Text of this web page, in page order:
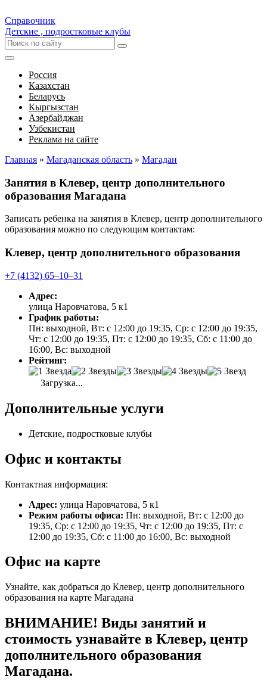
Справочник
Детские , подростковые клубы
Россия
Казахстан
Беларусь
Кыргызстан
Азербайджан
Узбекистан
Реклама на сайте
Главная » Магаданская область » Магадан
Занятия в Клевер, центр дополнительного
образования Магадана
Записать ребенка на занятия в Клевер, центр дополнительного
образования можно по следующим контактам:
Клевер, центр дополнительного образования
+7 (4132) 65‒10‒31
Адрес:
улица Наровчатова, 5 к1
График работы:
Пн: выходной, Вт: с 12:00 до 19:35, Ср: с 12:00 до 19:35,
Чт: с 12:00 до 19:35, Пт: с 12:00 до 19:35, Сб: с 11:00 до
16:00, Вс: выходной
Рейтинг:
Загрузка...
Дополнительные услуги
Детские, подростковые клубы
Офис и контакты
Контактная информация:
Адрес: улица Наровчатова, 5 к1
Режим работы офиса: Пн: выходной, Вт: с 12:00 до
19:35, Ср: с 12:00 до 19:35, Чт: с 12:00 до 19:35, Пт: с
12:00 до 19:35, Сб: с 11:00 до 16:00, Вс: выходной
Офис на карте
Узнайте, как добраться до Клевер, центр дополнительного
образования на карте Магадана
ВНИМАНИЕ! Виды занятий и
стоимость узнавайте в Клевер, центр
дополнительного образования
Магадана.